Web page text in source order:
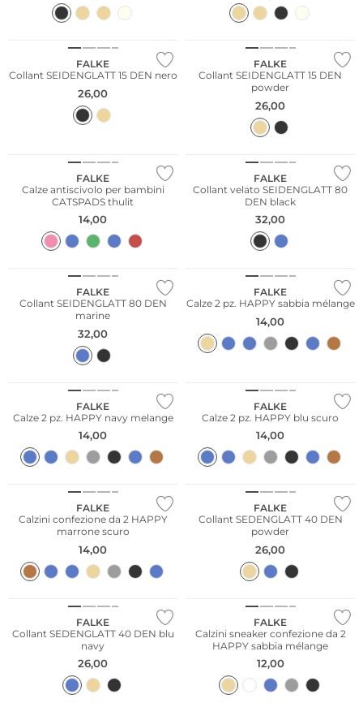
FALKE
Collant SEIDENGLATT 15 DEN nero
26,00
FALKE
Collant SEIDENGLATT 15 DEN
powder
26,00
FALKE
Calze antiscivolo per bambini
CATSPADS thulit
14,00
FALKE
Collant velato SEIDENGLATT 80
DEN black
32,00
Taglie grandi
FALKE
Collant SEIDENGLATT 80 DEN
marine
32,00
FALKE
Calze 2 pz. HAPPY sabbia mélange
14,00
FALKE
Calze 2 pz. HAPPY navy melange
14,00
Taglie grandi
FALKE
Calze 2 pz. HAPPY blu scuro
14,00
Multi Pack
FALKE
Calzini confezione da 2 HAPPY
marrone scuro
14,00
Taglie grandi
FALKE
Collant SEDENGLATT 40 DEN
powder
26,00
Taglie grandi
FALKE
Collant SEDENGLATT 40 DEN blu
navy
26,00
FALKE
Calzini sneaker confezione da 2
HAPPY sabbia mélange
12,00
Taglie grandi